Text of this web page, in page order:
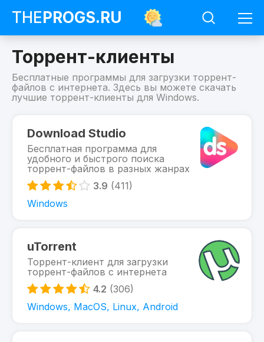
THEPROGS.RU
Торрент-клиенты
Бесплатные программы для загрузки торрент-
файлов с интернета. Здесь вы можете скачать
лучшие торрент-клиенты для Windows.
Торрент-
клиенты
Download Studio
Бесплатная программа для
удобного и быстрого поиска
торрент-файлов в разных жанрах
3.9 (411)
Windows
uTorrent
Торрент-клиент для загрузки
торрент-файлов с интернета
4.2 (306)
Windows, MacOS, Linux, Android